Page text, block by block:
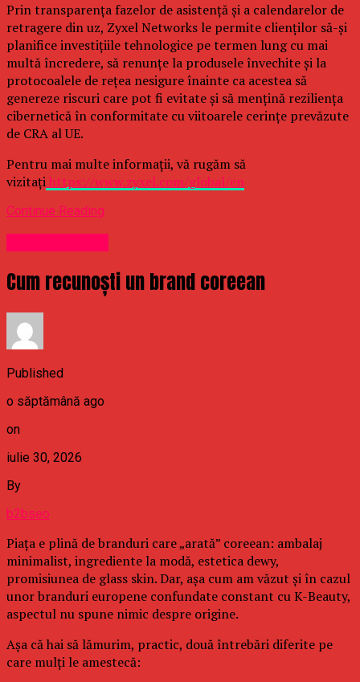
Prin transparența fazelor de asistență și a calendarelor de
retragere din uz, Zyxel Networks le permite clienților să-și
planifice investițiile tehnologice pe termen lung cu mai
multă încredere, să renunțe la produsele învechite și la
protocoalele de rețea nesigure înainte ca acestea să
genereze riscuri care pot fi evitate și să mențină reziliența
cibernetică în conformitate cu viitoarele cerințe prevăzute
de CRA al UE.
Pentru mai multe informații, vă rugăm să
vizitațihttps://www.zyxel.com/global/en
Continue Reading
Cum recunoști un brand coreean
Published
o săptămână ago
on
iulie 30, 2026
By
b2bseo
Piața e plină de branduri care „arată” coreean: ambalaj
minimalist, ingrediente la modă, estetica dewy,
promisiunea de glass skin. Dar, așa cum am văzut și în cazul
unor branduri europene confundate constant cu K-Beauty,
aspectul nu spune nimic despre origine.
Așa că hai să lămurim, practic, două întrebări diferite pe
care mulți le amestecă: